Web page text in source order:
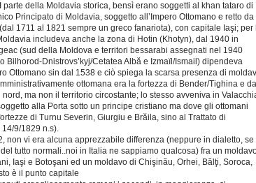
parte della Moldavia storica, bensì erano soggetti al khan tataro di
Principato di Moldavia, soggetto all’Impero Ottomano e retto da
1711 al 1821 sempre un greco fanariota), con capitale Iaşi; per
includeva anche la zona di Hotin (Khotyn), dal 1940 in
(sud della Moldova e territori bessarabi assegnati nel 1940
Bilhorod-Dnistrovs’kyj/Cetatea Albă e Izmaïl/Ismail) dipendeva
Ottomano sin dal 1538 e ciò spiega la scarsa presenza di
ottomana era la fortezza di Bender/Tighina e dal
ma non il territorio circostante; lo stesso avveniva in
alla Porta sotto un principe cristiano ma dove gli ottomani
di Turnu Severin, Giurgiu e Brăila, sino al Trattato di
9/1829 n.s).
non vi era alcuna apprezzabile differenza (neppure in dialetto, se
tutto normali..noi in Italia ne sappiamo qualcosa) fra un
Iaşi e Botoşani ed un moldavo di Chişinău, Orhei, Bălţi, Soroca,
è il punto capitale